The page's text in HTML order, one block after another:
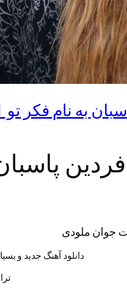
به نام فکر
جوان ملودی
دانلود آهنگ جدید و